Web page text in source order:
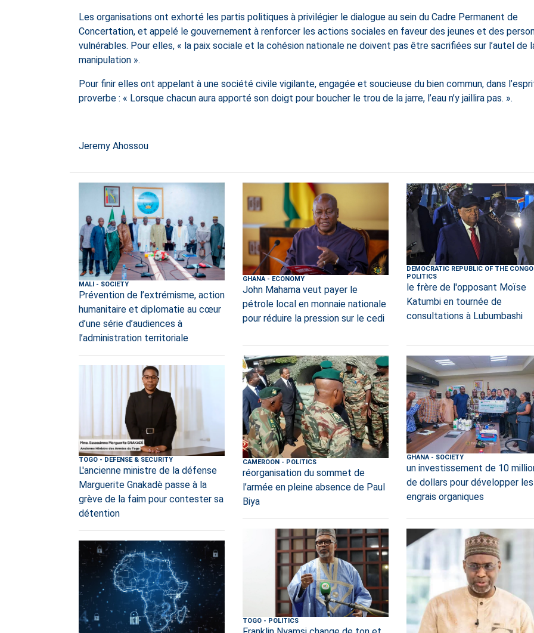
Les organisations ont exhorté les partis politiques à privilégier le dialogue au sein du Cadre Permanent de
Concertation, et appelé le gouvernement à renforcer les actions sociales en faveur des jeunes et des
vulnérables. Pour elles, « la paix sociale et la cohésion nationale ne doivent pas être sacrifiées sur l’autel de
manipulation ».
Pour finir elles ont appelant à une société civile vigilante, engagée et soucieuse du bien commun, dans
proverbe : « Lorsque chacun aura apporté son doigt pour boucher le trou de la jarre, l’eau n’y jaillira pas. ».
Jeremy Ahossou
MALI - SOCIETY
Prévention de l’extrémisme, action
humanitaire et diplomatie au cœur
d’une série d’audiences à
l’administration territoriale
TOGO - DEFENSE & SECURITY
L'ancienne ministre de la défense
Marguerite Gnakadè passe à la
grève de la faim pour contester sa
détention
GHANA- ECONOMY
John Mahama veut payer le
pétrole local en monnaie nationale
pour réduire la pression sur le cedi
CAMEROON- POLITICS
réorganisation du sommet de
l’armée en pleine absence de Paul
Biya
TOGO- POLITICS
DEMOCRATIC REPUBLIC OF THE CONGO
POLITICS
le frère de l'opposant Moïse
Katumbi en tournée de
consultations à Lubumbashi
GHANA- SOCIETY
un investissement de 10
de dollars pour développer les
engrais organiques